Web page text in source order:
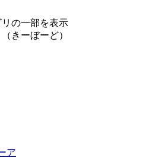
リの一部を表示
きーぼーど）
ア